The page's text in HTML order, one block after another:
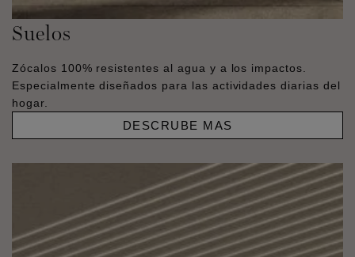
Suelos
Zócalos 100% resistentes al agua y a los impactos.
Especialmente diseñados para las actividades diarias del
hogar.
DESCRUBE MAS